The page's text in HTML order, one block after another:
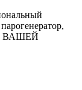
ВАШЕЙ